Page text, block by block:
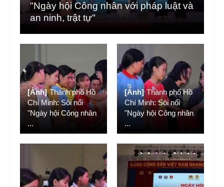
"Ngày hội Công nhân với pháp luật và
an ninh, trật tự"
[Ảnh] Thành phố Hồ
Chí Minh: Sôi nổi
"Ngày hội Công nhân
...
[Ảnh] Thành phố Hồ
Chí Minh: Sôi nổi
"Ngày hội Công nhân
...